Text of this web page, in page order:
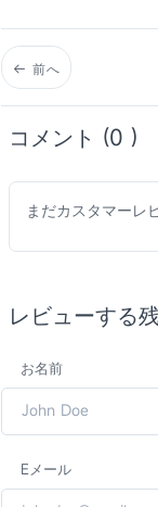
前へ
コメント (0 )
まだカスタマーレ
レビューする
お名前
Eメール